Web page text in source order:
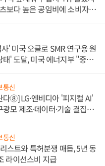
보다 높은 공임비에 소비자
' 미국 오클로 SMR 연구용 원
태' 도달, 미국 에너지부 "중요
통신
다⑧] LG·엔비디아 '피지컬 AI'
모 제조·데이터·기술 결집
통신
스트와 특허분쟁 매듭, 5년 동
라이선스비 지급